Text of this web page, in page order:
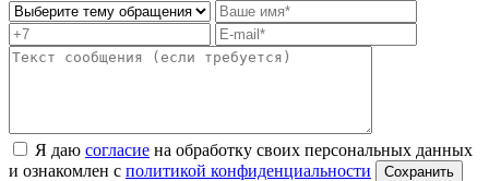
Я даю согласие на обработку своих персональных данных
и ознакомлен с политикой конфиденциальности